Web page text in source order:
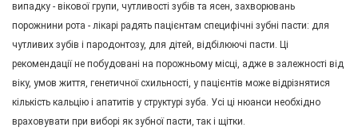
випадку - вікової групи, чутливості зубів та ясен, захворювань
порожнини рота - лікарі радять пацієнтам специфічні зубні пасти: для
чутливих зубів і пародонтозу, для дітей, відбілюючі пасти. Ці
рекомендації не побудовані на порожньому місці, адже в залежності від
віку, умов життя, генетичної схильності, у пацієнтів може відрізнятися
кількість кальцію і апатитів у структурі зуба. Усі ці нюанси необхідно
враховувати при виборі як зубної пасти, так і щітки.